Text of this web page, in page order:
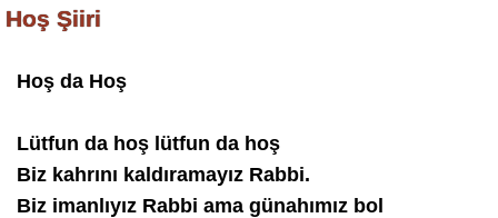
Hoş Şiiri
Hoş da Hoş
Lütfun da hoş lütfun da hoş
Biz kahrını kaldıramayız Rabbi.
Biz imanlıyız Rabbi ama günahımız bol